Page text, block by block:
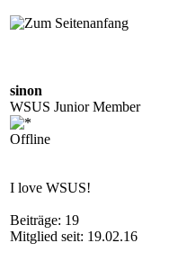
sinon
WSUS Junior Member
Offline
I love WSUS!
Beiträge: 19
Mitglied seit: 19.02.16